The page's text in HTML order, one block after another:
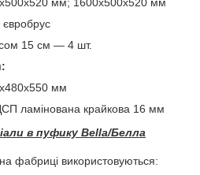
мм; 1600х500х520 мм
15 см — 4 шт.
мм
ламінована крайкова 16 мм
в пуфику Bella/Белла
фабриці використовуються: